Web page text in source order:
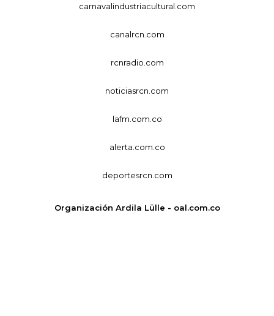
carnavalindustriacultural.com
canalrcn.com
rcnradio.com
noticiasrcn.com
lafm.com.co
alerta.com.co
deportesrcn.com
Organización Ardila Lülle - oal.com.co